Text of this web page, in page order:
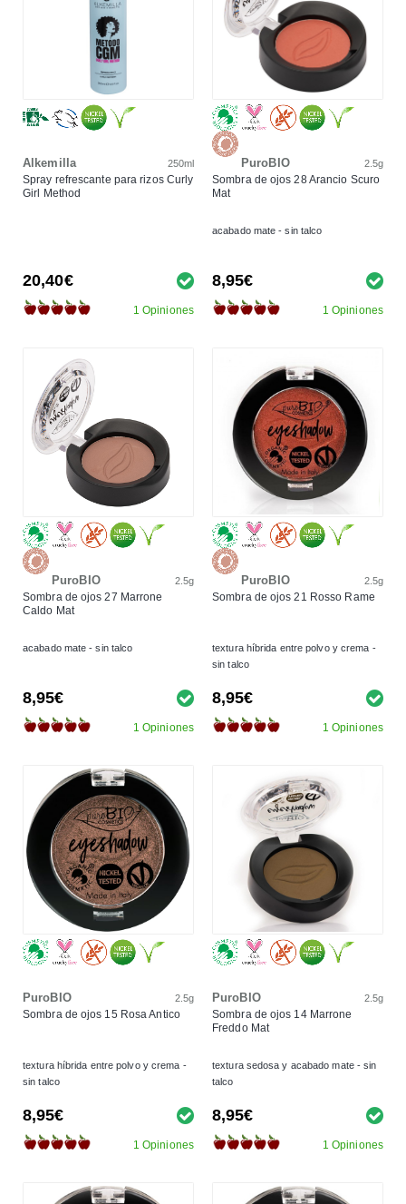
Alkemilla 250ml
Spray refrescante para rizos Curly
Girl Method
20,40€
1 Opiniones
PuroBIO 2.5g
Sombra de ojos 28 Arancio Scuro
Mat
acabado mate - sin talco
8,95€
1 Opiniones
PuroBIO 2.5g
Sombra de ojos 27 Marrone
Caldo Mat
acabado mate - sin talco
8,95€
1 Opiniones
PuroBIO 2.5g
Sombra de ojos 21 Rosso Rame
textura híbrida entre polvo y crema -
sin talco
8,95€
1 Opiniones
PuroBIO 2.5g
Sombra de ojos 15 Rosa Antico
textura híbrida entre polvo y crema -
sin talco
8,95€
1 Opiniones
PuroBIO 2.5g
Sombra de ojos 14 Marrone
Freddo Mat
textura sedosa y acabado mate - sin
talco
8,95€
1 Opiniones